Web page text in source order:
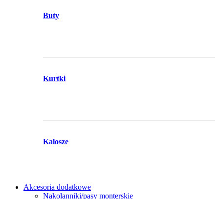
Buty
Kurtki
Kalosze
Akcesoria dodatkowe
Nakolanniki/pasy monterskie